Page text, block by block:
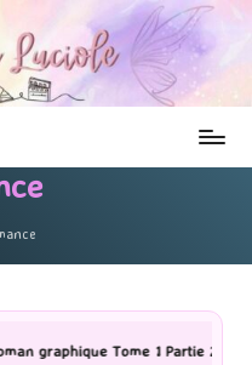
[Série TV] The Madison : J’ai